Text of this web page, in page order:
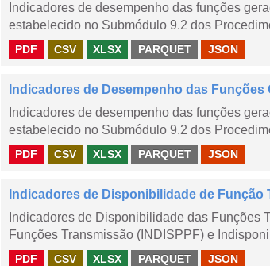
Indicadores de desempenho das funções
estabelecido no Submódulo 9.2 dos
PDF CSV XLSX PARQUET JSON
Indicadores de Desempenho das
Indicadores de desempenho das funções
estabelecido no Submódulo 9.2 dos
PDF CSV XLSX PARQUET JSON
Indicadores de Disponibilidade de
Indicadores de Disponibilidade das Funções
Funções Transmissão (INDISPPF) e
PDF CSV XLSX PARQUET JSON